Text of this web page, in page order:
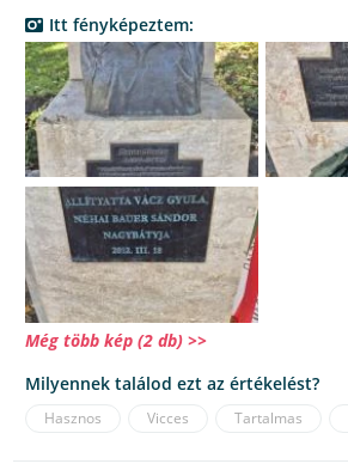
Itt fényképeztem:
Még több kép (2 db) >>
Milyennek találod ezt az értékelést?
Hasznos Vicces Tartalmas